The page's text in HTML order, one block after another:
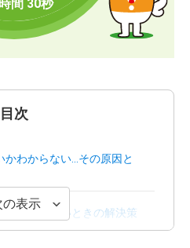
目次
わからない…その原因と
かわからないときの解決策
の表示